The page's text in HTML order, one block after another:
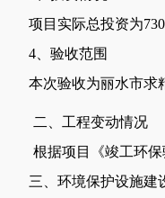
项目实际总投资为
4、验收范围
本次验收为丽水市求
二、工程变动情况
根据项目《竣工环
三、环境保护设施建